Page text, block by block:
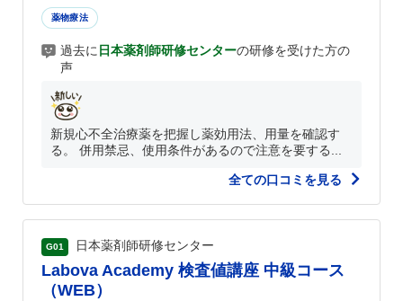
薬物療法
過去に 日本薬剤師研修センターの研修を受けた方の
声
新規心不全治療薬を把握し薬効用法、用量を確認す
る。 併用禁忌、使用条件があるので注意を要する...
全ての口コミを見る
G01 日本薬剤師研修センター
Labova Academy 検査値講座 中級コース
（WEB）